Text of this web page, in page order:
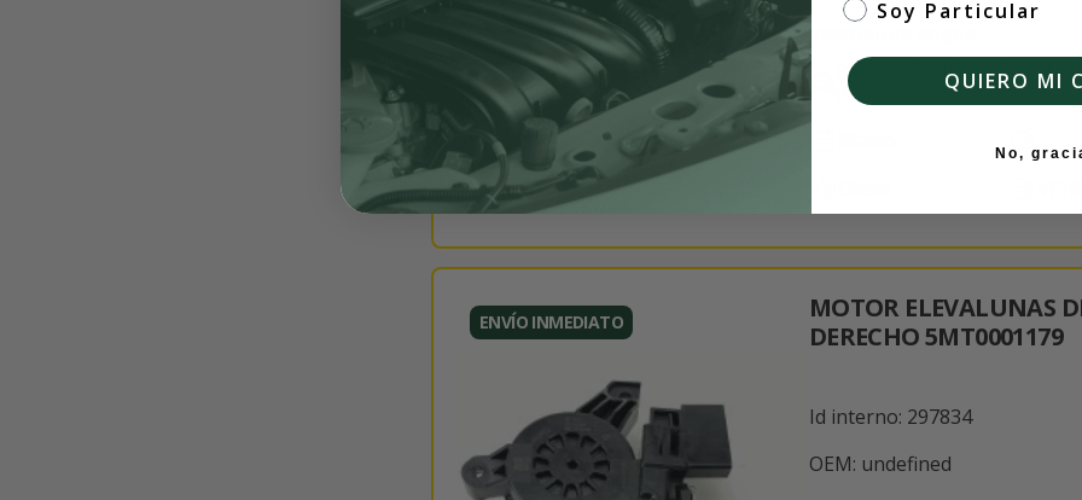
RENAULT MEGANE IV
(B9A/M/N_)
ENVÍO INMEDIATO
MOTOR ELEVALUNAS
DERECHO 5MT0001179
Id interno: 297834
OEM: undefined
Soy Particular
QUIERO MI
No,